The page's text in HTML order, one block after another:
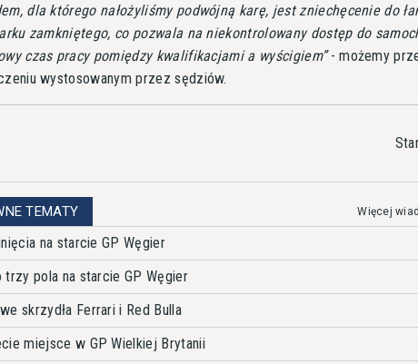
dla którego nałożyliśmy podwójną karę, jest zniechęcenie do
zamkniętego, co pozwala na niekontrolowany dostęp do
czas pracy pomiędzy kwalifikacjami a wyścigiem - możemy
wystosowanym przez sędziów.
TEMATY Więcej
na starcie GP Węgier
pola na starcie GP Węgier
skrzydła Ferrari i Red Bulla
miejsce w GP Wielkiej Brytanii